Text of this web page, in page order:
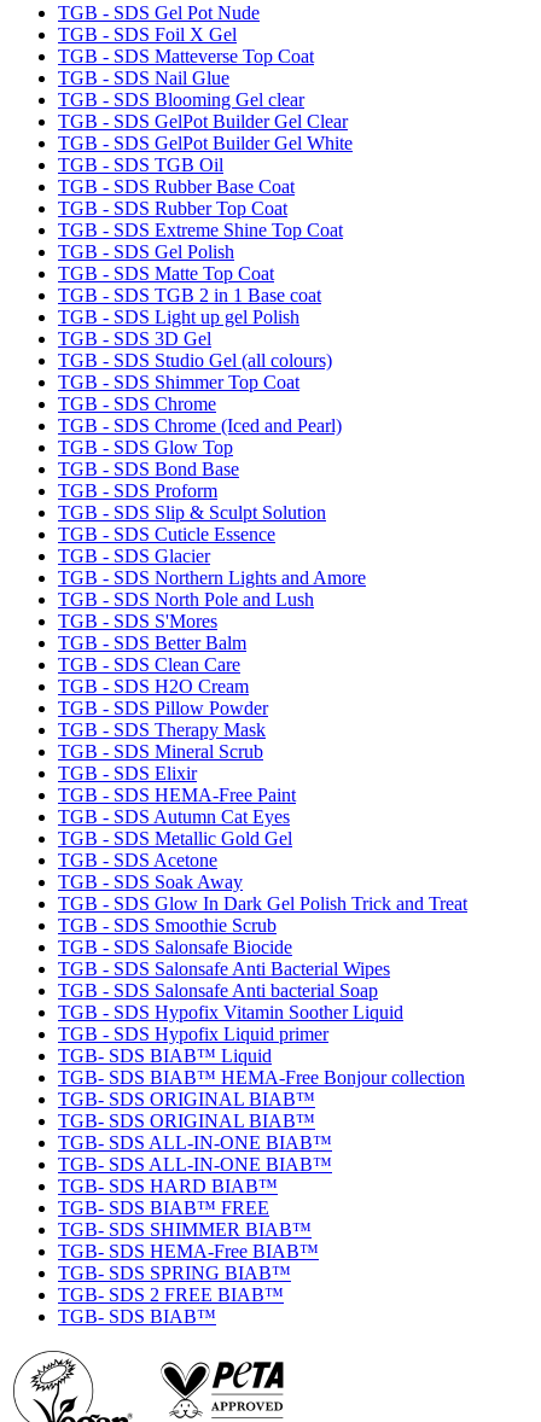
TGB - SDS Gel Pot Nude
TGB - SDS Foil X Gel
TGB - SDS Matteverse Top Coat
TGB - SDS Nail Glue
TGB - SDS Blooming Gel clear
TGB - SDS GelPot Builder Gel Clear
TGB - SDS GelPot Builder Gel White
TGB - SDS TGB Oil
TGB - SDS Rubber Base Coat
TGB - SDS Rubber Top Coat
TGB - SDS Extreme Shine Top Coat
TGB - SDS Gel Polish
TGB - SDS Matte Top Coat
TGB - SDS TGB 2 in 1 Base coat
TGB - SDS Light up gel Polish
TGB - SDS 3D Gel
TGB - SDS Studio Gel (all colours)
TGB - SDS Shimmer Top Coat
TGB - SDS Chrome
TGB - SDS Chrome (Iced and Pearl)
TGB - SDS Glow Top
TGB - SDS Bond Base
TGB - SDS Proform
TGB - SDS Slip & Sculpt Solution
TGB - SDS Cuticle Essence
TGB - SDS Glacier
TGB - SDS Northern Lights and Amore
TGB - SDS North Pole and Lush
TGB - SDS S'Mores
TGB - SDS Better Balm
TGB - SDS Clean Care
TGB - SDS H2O Cream
TGB - SDS Pillow Powder
TGB - SDS Therapy Mask
TGB - SDS Mineral Scrub
TGB - SDS Elixir
TGB - SDS HEMA-Free Paint
TGB - SDS Autumn Cat Eyes
TGB - SDS Metallic Gold Gel
TGB - SDS Acetone
TGB - SDS Soak Away
TGB - SDS Glow In Dark Gel Polish Trick and Treat
TGB - SDS Smoothie Scrub
TGB - SDS Salonsafe Biocide
TGB - SDS Salonsafe Anti Bacterial Wipes
TGB - SDS Salonsafe Anti bacterial Soap
TGB - SDS Hypofix Vitamin Soother Liquid
TGB - SDS Hypofix Liquid primer
TGB- SDS BIAB™ Liquid
TGB- SDS BIAB™ HEMA-Free Bonjour collection
TGB- SDS ORIGINAL BIAB™
TGB- SDS ORIGINAL BIAB™
TGB- SDS ALL-IN-ONE BIAB™
TGB- SDS ALL-IN-ONE BIAB™
TGB- SDS HARD BIAB™
TGB- SDS BIAB™ FREE
TGB- SDS SHIMMER BIAB™
TGB- SDS HEMA-Free BIAB™
TGB- SDS SPRING BIAB™
TGB- SDS 2 FREE BIAB™
TGB- SDS BIAB™